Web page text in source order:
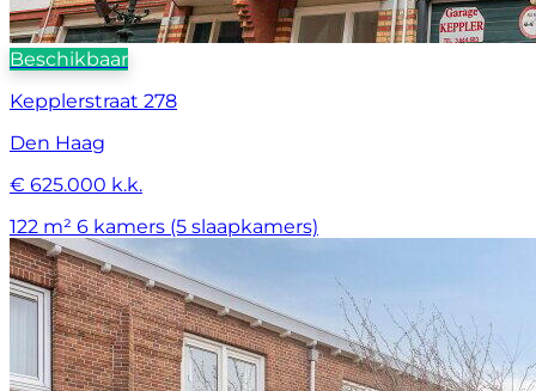
Beschikbaar
Kepplerstraat 278
Den Haag
€ 625.000 k.k.
122 m² 6 kamers (5 slaapkamers)